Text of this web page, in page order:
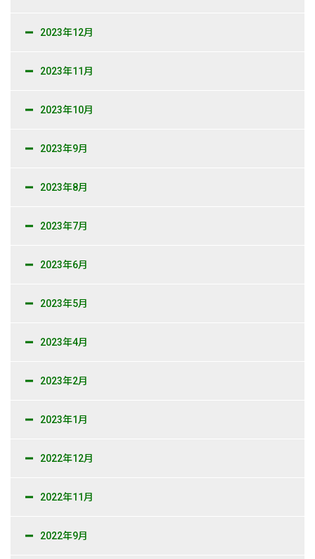
2023年12月
2023年11月
2023年10月
2023年9月
2023年8月
2023年7月
2023年6月
2023年5月
2023年4月
2023年2月
2023年1月
2022年12月
2022年11月
2022年9月